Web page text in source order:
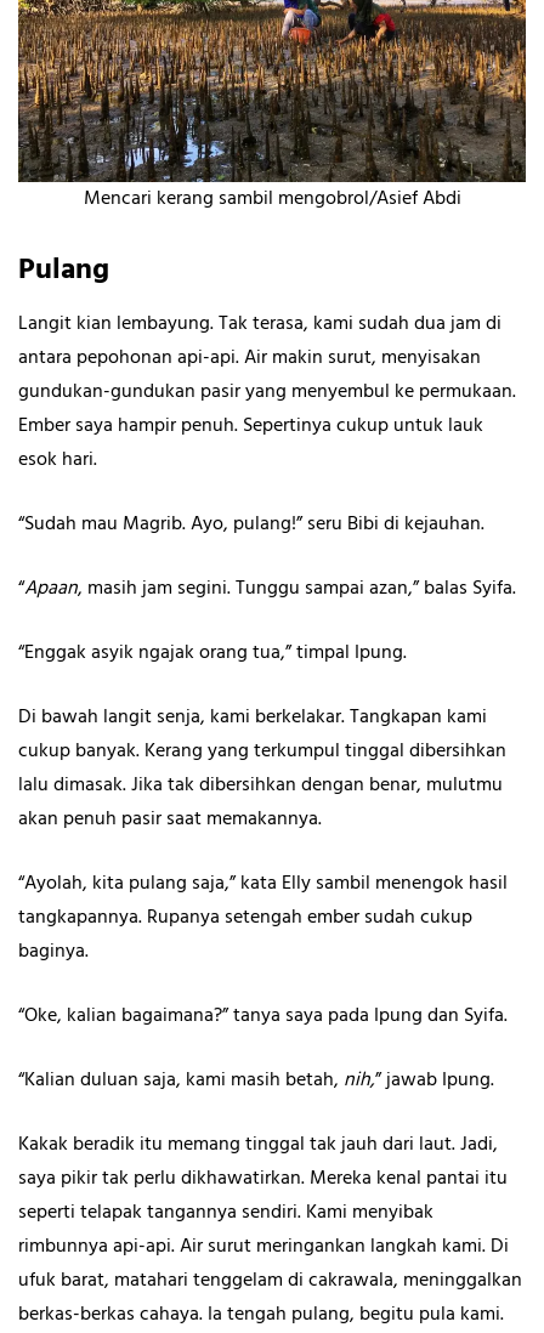
Mencari kerang sambil mengobrol/Asief Abdi
Pulang
Langit kian lembayung. Tak terasa, kami sudah dua jam di
antara pepohonan api-api. Air makin surut, menyisakan
gundukan-gundukan pasir yang menyembul ke permukaan.
Ember saya hampir penuh. Sepertinya cukup untuk lauk
esok hari.
“Sudah mau Magrib. Ayo, pulang!” seru Bibi di kejauhan.
“Apaan, masih jam segini. Tunggu sampai azan,” balas Syifa.
“Enggak asyik ngajak orang tua,” timpal Ipung.
Di bawah langit senja, kami berkelakar. Tangkapan kami
cukup banyak. Kerang yang terkumpul tinggal dibersihkan
lalu dimasak. Jika tak dibersihkan dengan benar, mulutmu
akan penuh pasir saat memakannya.
“Ayolah, kita pulang saja,” kata Elly sambil menengok hasil
tangkapannya. Rupanya setengah ember sudah cukup
baginya.
“Oke, kalian bagaimana?” tanya saya pada Ipung dan Syifa.
“Kalian duluan saja, kami masih betah, nih,” jawab Ipung.
Kakak beradik itu memang tinggal tak jauh dari laut. Jadi,
saya pikir tak perlu dikhawatirkan. Mereka kenal pantai itu
seperti telapak tangannya sendiri. Kami menyibak
rimbunnya api-api. Air surut meringankan langkah kami. Di
ufuk barat, matahari tenggelam di cakrawala, meninggalkan
berkas-berkas cahaya. Ia tengah pulang, begitu pula kami.